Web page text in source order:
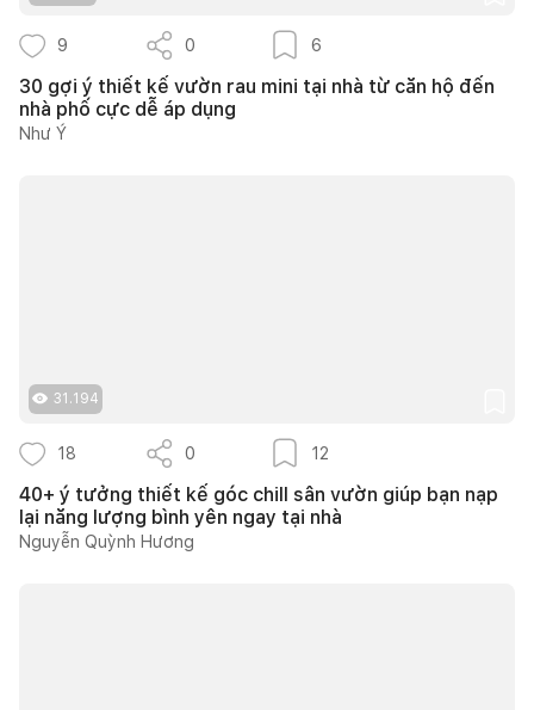
9 0 6
30 gợi ý thiết kế vườn rau mini tại nhà từ căn hộ đến
nhà phố cực dễ áp dụng
Như Ý
31.194
18 0 12
40+ ý tưởng thiết kế góc chill sân vườn giúp bạn nạp
lại năng lượng bình yên ngay tại nhà
Nguyễn Quỳnh Hương